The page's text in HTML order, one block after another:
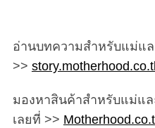
อ่านบทความสำหรับแม่แ
>>
มองหาสินค้าสำหรับแม่แล
เลยที่ >>